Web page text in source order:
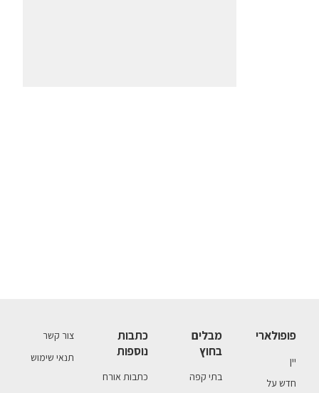
פופולארי
יין
חדש על
מבלים
בחוץ
בתי קפה
כתבות
נוספות
כתבות אורח
צור קשר
תנאי שימוש